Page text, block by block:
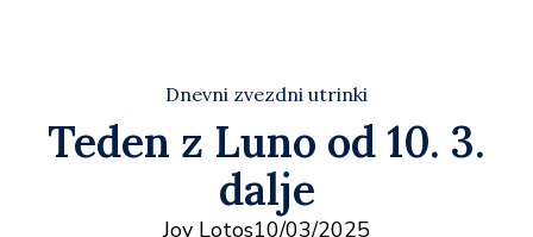
Dnevni zvezdni utrinki
Teden z Luno od 10. 3.
dalje
Joy Lotos10/03/2025